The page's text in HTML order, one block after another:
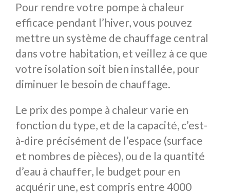
Pour rendre votre pompe à chaleur
efficace pendant l’hiver, vous pouvez
mettre un système de chauffage central
dans votre habitation, et veillez à ce que
votre isolation soit bien installée, pour
diminuer le besoin de chauffage.
Le prix des pompe à chaleur varie en
fonction du type, et de la capacité, c’est-
à-dire précisément de l’espace (surface
et nombres de pièces), ou de la quantité
d’eau à chauffer, le budget pour en
acquérir une, est compris entre 4000